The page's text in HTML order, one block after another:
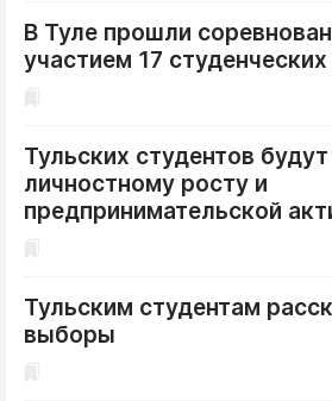
В Туле прошли
участием 17
Тульских студентов
личностному росту и
предпринимательской
Тульским студентам
выборы